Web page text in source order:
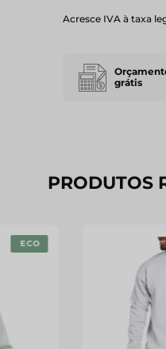
Acresce IVA à taxa
grátis
PRODUTOS
ECO